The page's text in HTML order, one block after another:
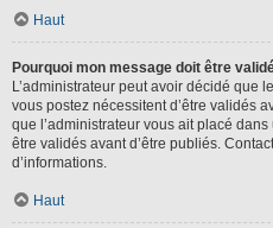
Haut
Pourquoi mon message doit être
L’administrateur peut avoir décidé que
vous postez nécessitent d’être validés
que l’administrateur vous ait placé
être validés avant d’être publiés.
d’informations.
Haut